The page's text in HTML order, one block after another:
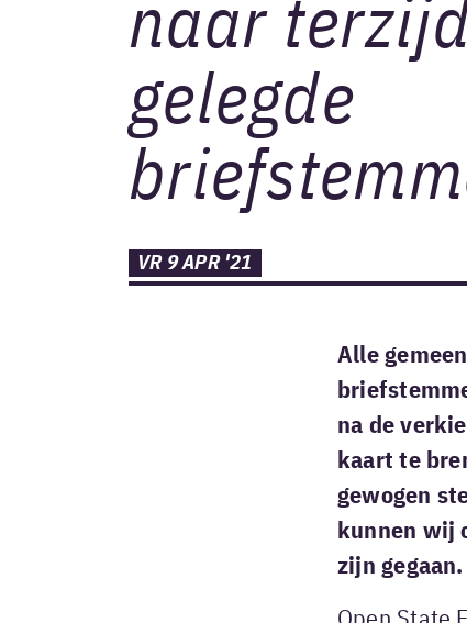
naar
gelegde
VR 9 APR '21
Alle
na de
kaart te
gewogen
kunnen wij
zijn gegaan.